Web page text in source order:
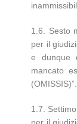
1.6. Sesto
per il
e dunque
mancato
(OMISSIS)”.
1.7.